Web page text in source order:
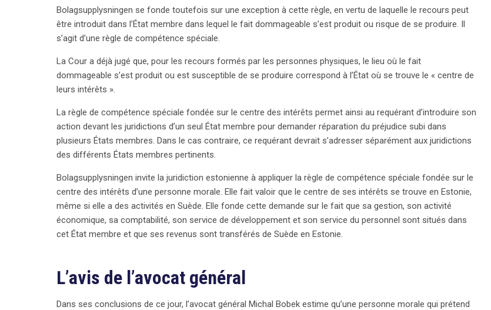
Bolagsupplysningen se fonde toutefois sur une exception à cette règle, en vertu de laquelle le recours peut
être introduit dans l’État membre dans lequel le fait dommageable s’est produit ou risque de se produire. Il
s’agit d’une règle de compétence spéciale.
La Cour a déjà jugé que, pour les recours formés par les personnes physiques, le lieu où le fait
dommageable s’est produit ou est susceptible de se produire correspond à l’État où se trouve le « centre de
leurs intérêts ».
La règle de compétence spéciale fondée sur le centre des intérêts permet ainsi au requérant d’introduire son
action devant les juridictions d’un seul État membre pour demander réparation du préjudice subi dans
plusieurs États membres. Dans le cas contraire, ce requérant devrait s’adresser séparément aux juridictions
des différents États membres pertinents.
Bolagsupplysningen invite la juridiction estonienne à appliquer la règle de compétence spéciale fondée sur le
centre des intérêts d’une personne morale. Elle fait valoir que le centre de ses intérêts se trouve en Estonie,
même si elle a des activités en Suède. Elle fonde cette demande sur le fait que sa gestion, son activité
économique, sa comptabilité, son service de développement et son service du personnel sont situés dans
cet État membre et que ses revenus sont transférés de Suède en Estonie.
L’avis de l’avocat général
Dans ses conclusions de ce jour, l’avocat général Michal Bobek estime qu’une personne morale qui prétend